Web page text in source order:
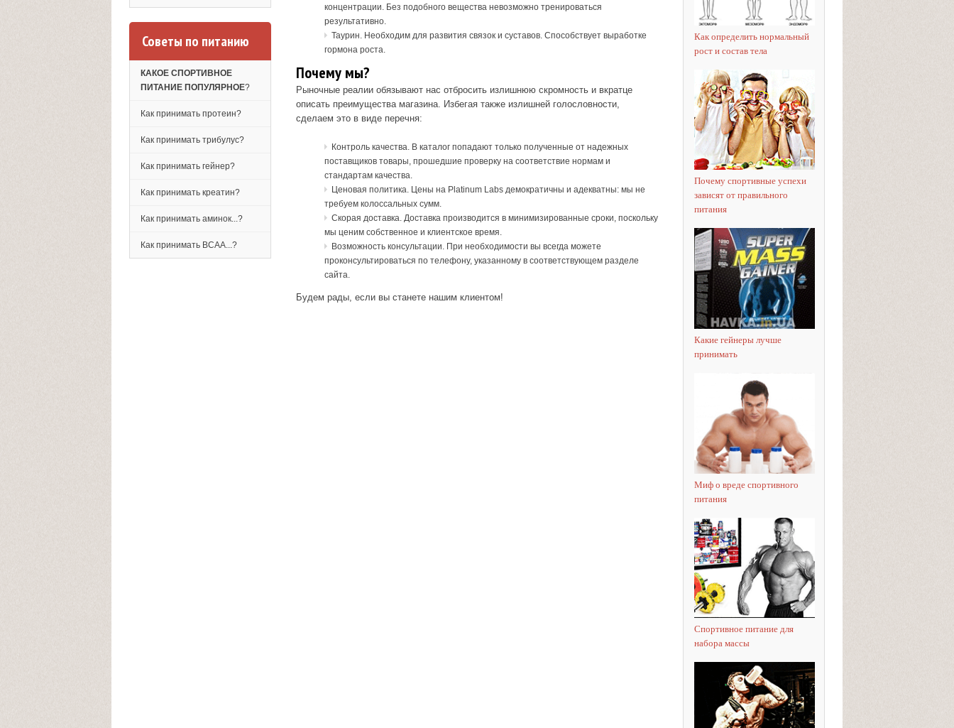
Советы по питанию
КАКОЕ СПОРТИВНОЕ
ПИТАНИЕ ПОПУЛЯРНОЕ?
Как принимать протеин?
Как принимать трибулус?
Как принимать гейнер?
Как принимать креатин?
Как принимать аминок...?
Как принимать BCAA...?
Как определить нормальный
рост и состав тела
Почему спортивные успехи
зависят от правильного
питания
Какие гейнеры лучше
принимать
Миф о вреде спортивного
питания
Спортивное питание для
набора массы
концентрации. Без подобного вещества невозможно тренироваться
результативно.
Таурин. Необходим для развития связок и суставов. Способствует выработке
гормона роста.
Почему мы?
Рыночные реалии обязывают нас отбросить излишнюю скромность и вкратце
описать преимущества магазина. Избегая также излишней голословности,
сделаем это в виде перечня:
Контроль качества. В каталог попадают только полученные от надежных
поставщиков товары, прошедшие проверку на соответствие нормам и
стандартам качества.
Ценовая политика. Цены на Platinum Labs демократичны и адекватны: мы не
требуем колоссальных сумм.
Скорая доставка. Доставка производится в минимизированные сроки, поскольку
мы ценим собственное и клиентское время.
Возможность консультации. При необходимости вы всегда можете
проконсультироваться по телефону, указанному в соответствующем разделе
сайта.
Будем рады, если вы станете нашим клиентом!